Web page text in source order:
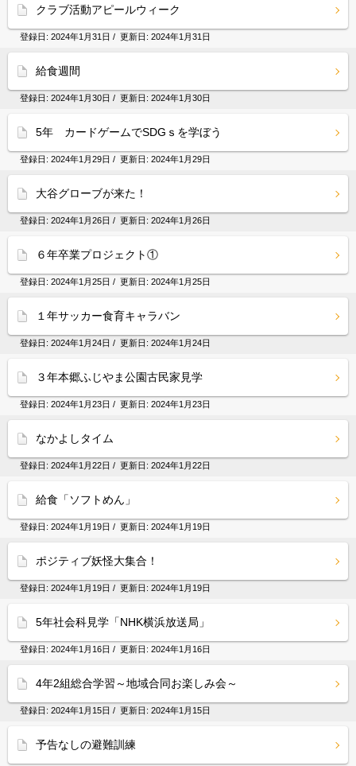
クラブ活動アピールウィーク
登録日: 2024年1月31日 / 更新日: 2024年1月31日
給食週間
登録日: 2024年1月30日 / 更新日: 2024年1月30日
5年 カードゲームでSDGｓを学ぼう
登録日: 2024年1月29日 / 更新日: 2024年1月29日
大谷グローブが来た！
登録日: 2024年1月26日 / 更新日: 2024年1月26日
６年卒業プロジェクト①
登録日: 2024年1月25日 / 更新日: 2024年1月25日
１年サッカー食育キャラバン
登録日: 2024年1月24日 / 更新日: 2024年1月24日
３年本郷ふじやま公園古民家見学
登録日: 2024年1月23日 / 更新日: 2024年1月23日
なかよしタイム
登録日: 2024年1月22日 / 更新日: 2024年1月22日
給食「ソフトめん」
登録日: 2024年1月19日 / 更新日: 2024年1月19日
ポジティブ妖怪大集合！
登録日: 2024年1月19日 / 更新日: 2024年1月19日
5年社会科見学「NHK横浜放送局」
登録日: 2024年1月16日 / 更新日: 2024年1月16日
4年2組総合学習～地域合同お楽しみ会～
登録日: 2024年1月15日 / 更新日: 2024年1月15日
予告なしの避難訓練